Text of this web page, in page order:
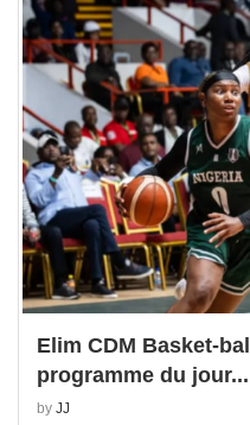
Elim CDM Basket-
programme du jour...
by JJ